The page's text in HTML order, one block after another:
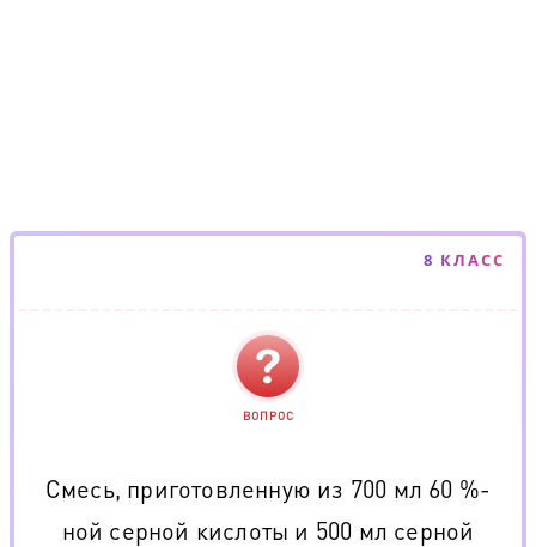
8 КЛАСС
ВОПРОС
Смесь, приготовленную из 700 мл 60 %-
ной серной кислоты и 500 мл серной